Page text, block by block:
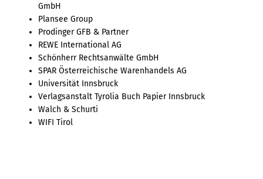
GmbH
Plansee Group
Prodinger GFB & Partner
REWE International AG
Schönherr Rechtsanwälte GmbH
SPAR Österreichische Warenhandels AG
Universität Innsbruck
Verlagsanstalt Tyrolia Buch Papier Innsbruck
Walch & Schurti
WIFI Tirol